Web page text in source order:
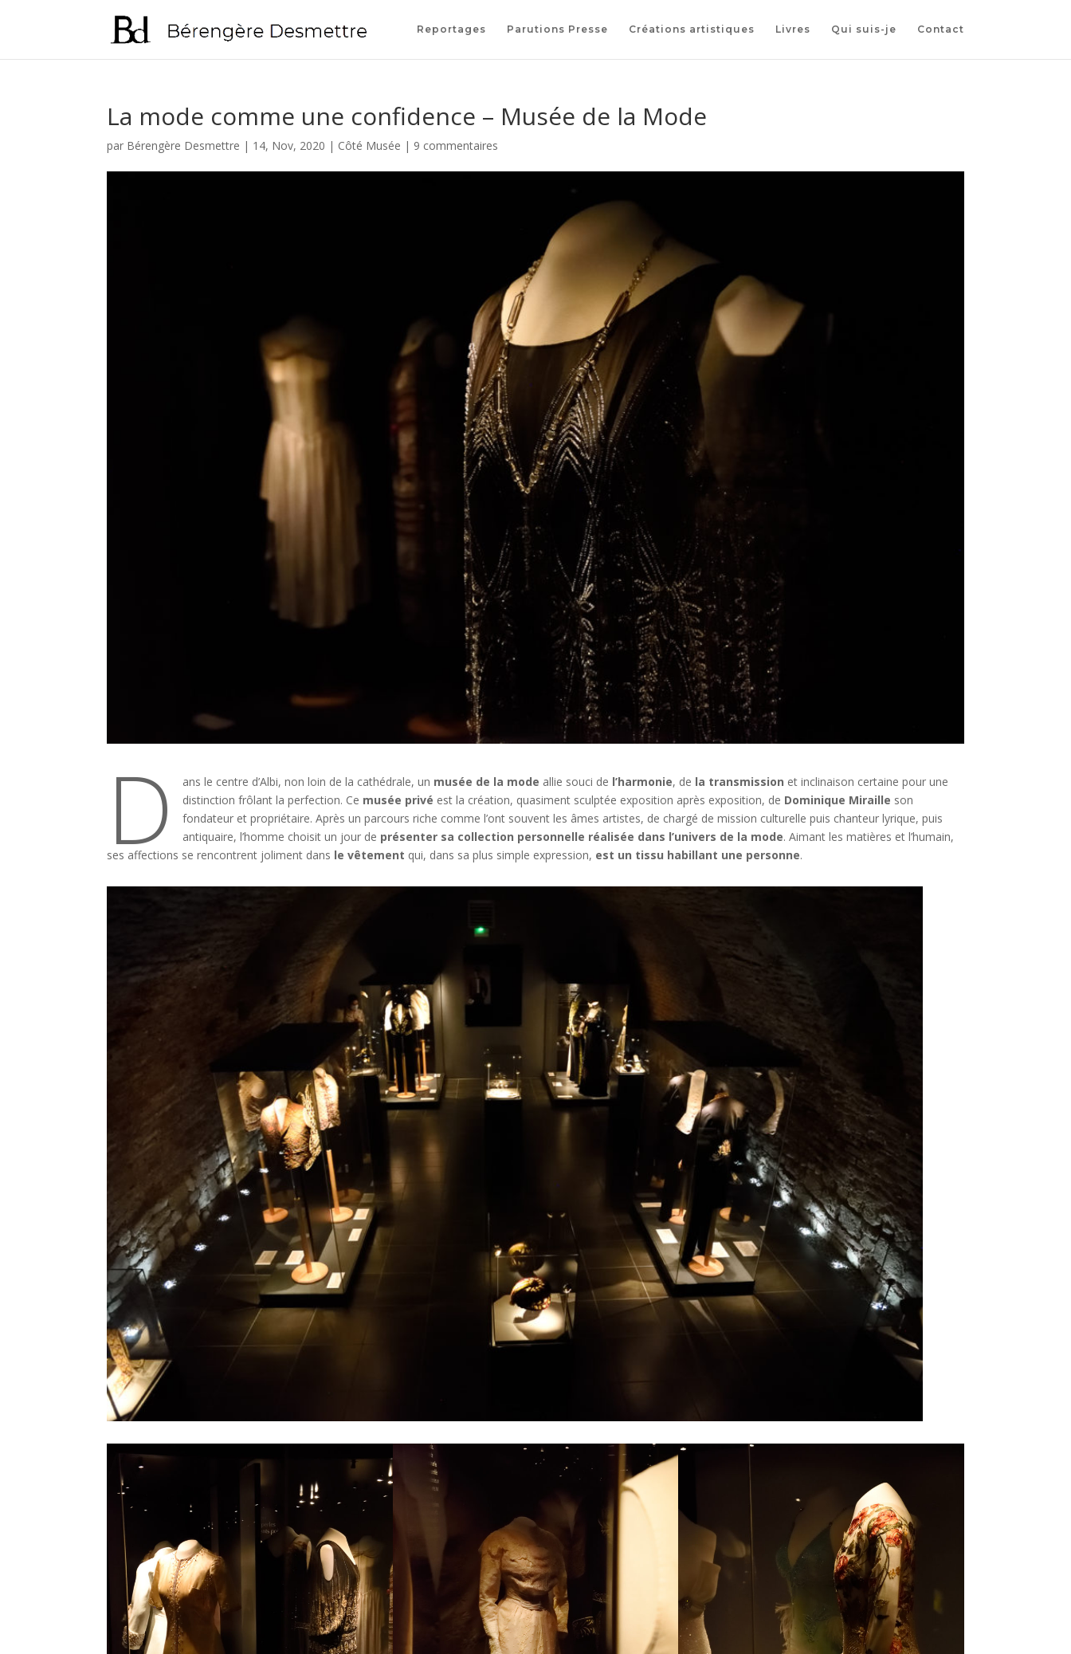
Reportages Parutions Presse Créations artistiques Livres Qui suis-je Contact
La mode comme une confidence – Musée de la Mode
par Bérengère Desmettre | 14, Nov, 2020 | Côté Musée | 9 commentaires
D ans le centre d’Albi, non loin de la cathédrale, un musée de la mode allie souci de l’harmonie, de la transmission et inclinaison certaine pour une
distinction frôlant la perfection. Ce musée privé est la création, quasiment sculptée exposition après exposition, de Dominique Miraille son
fondateur et propriétaire. Après un parcours riche comme l’ont souvent les âmes artistes, de chargé de mission culturelle puis chanteur lyrique, puis
antiquaire, l’homme choisit un jour de présenter sa collection personnelle réalisée dans l’univers de la mode. Aimant les matières et l’humain,
ses affections se rencontrent joliment dans le vêtement qui, dans sa plus simple expression, est un tissu habillant une personne.